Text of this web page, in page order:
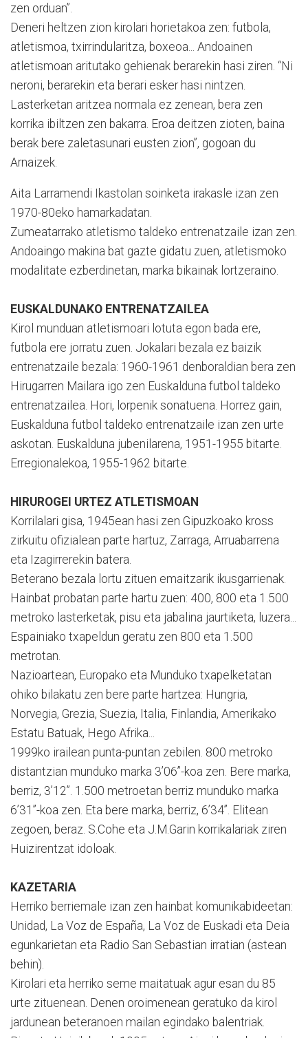
zen orduan”.
Deneri heltzen zion kirolari horietakoa zen: futbola,
atletismoa, txirrindularitza, boxeoa... Andoainen
atletismoan aritutako gehienak berarekin hasi ziren. “Ni
neroni, berarekin eta berari esker hasi nintzen.
Lasterketan aritzea normala ez zenean, bera zen
korrika ibiltzen zen bakarra. Eroa deitzen zioten, baina
berak bere zaletasunari eusten zion”, gogoan du
Arnaizek.
Aita Larramendi Ikastolan soinketa irakasle izan zen
1970-80eko hamarkadatan.
Zumeatarrako atletismo taldeko entrenatzaile izan zen.
Andoaingo makina bat gazte gidatu zuen, atletismoko
modalitate ezberdinetan, marka bikainak lortzeraino.
EUSKALDUNAKO ENTRENATZAILEA
Kirol munduan atletismoari lotuta egon bada ere,
futbola ere jorratu zuen. Jokalari bezala ez baizik
entrenatzaile bezala: 1960-1961 denboraldian bera zen
Hirugarren Mailara igo zen Euskalduna futbol taldeko
entrenatzailea. Hori, lorpenik sonatuena. Horrez gain,
Euskalduna futbol taldeko entrenatzaile izan zen urte
askotan. Euskalduna jubenilarena, 1951-1955 bitarte.
Erregionalekoa, 1955-1962 bitarte.
HIRUROGEI URTEZ ATLETISMOAN
Korrilalari gisa, 1945ean hasi zen Gipuzkoako kross
zirkuitu ofizialean parte hartuz, Zarraga, Arruabarrena
eta Izagirrerekin batera.
Beterano bezala lortu zituen emaitzarik ikusgarrienak.
Hainbat probatan parte hartu zuen: 400, 800 eta 1.500
metroko lasterketak, pisu eta jabalina jaurtiketa, luzera...
Espainiako txapeldun geratu zen 800 eta 1.500
metrotan.
Nazioartean, Europako eta Munduko txapelketatan
ohiko bilakatu zen bere parte hartzea: Hungria,
Norvegia, Grezia, Suezia, Italia, Finlandia, Amerikako
Estatu Batuak, Hego Afrika...
1999ko irailean punta-puntan zebilen. 800 metroko
distantzian munduko marka 3’06’’-koa zen. Bere marka,
berriz, 3’12’’. 1.500 metroetan berriz munduko marka
6’31’’-koa zen. Eta bere marka, berriz, 6’34’’. Elitean
zegoen, beraz. S.Cohe eta J.M.Garin korrikalariak ziren
Huizirentzat idoloak.
KAZETARIA
Herriko berriemale izan zen hainbat komunikabideetan:
Unidad, La Voz de España, La Voz de Euskadi eta Deia
egunkarietan eta Radio San Sebastian irratian (astean
behin).
Kirolari eta herriko seme maitatuak agur esan du 85
urte zituenean. Denen oroimenean geratuko da kirol
jardunean beteranoen mailan egindako balentriak.